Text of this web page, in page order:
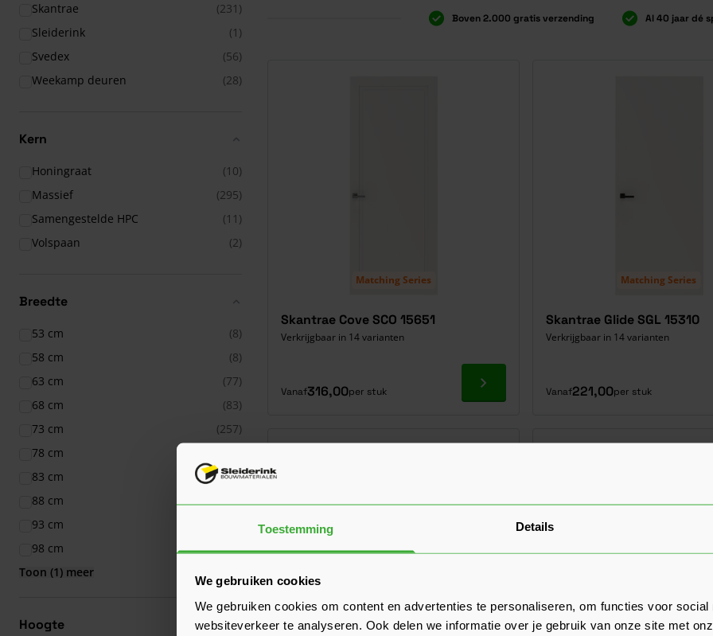
Toestemming Details
We gebruiken cookies
We gebruiken cookies om content en advertenties te personaliseren, om functies voor social
websiteverkeer te analyseren. Ook delen we informatie over je gebruik van onze site met
Skantrae
(231)
Sleiderink
(1)
Svedex
(56)
Weekamp deuren
(28)
Kern
Honingraat
(10)
Massief
(295)
Samengestelde HPC
(11)
Volspaan
(2)
Breedte
53 cm
(8)
58 cm
(8)
63 cm
(77)
68 cm
(83)
73 cm
(257)
78 cm
83 cm
(365)
88 cm
(365)
93 cm
98 cm
(1)
Toon (1) meer
Hoogte
Boven 2.000 gratis verzending Al 40 jaar dé
Matching Series
Skantrae Cove SCO 15651
Verkrijgbaar in 14 varianten
Vanaf316,00per stuk Ga naar product
Matching Series
Skantrae Glide SGL 15310
Verkrijgbaar in 14 varianten
Vanaf221,00per stuk